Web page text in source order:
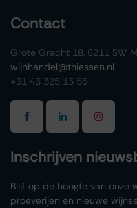
Contact
Grote Gracht 18, 6211 SW
wijnhandel@thiessen.nl
+31 43 325 13 55
Inschrijven
Blijf op de hoogte van onze
proeverijen en nieuwe